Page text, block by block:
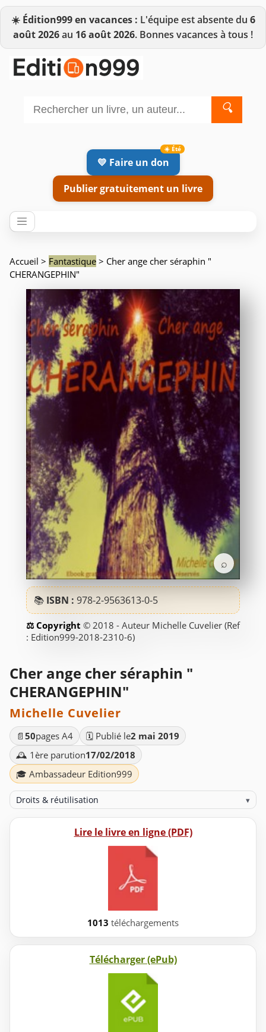
☀️ Édition999 en vacances : L'équipe est absente du 6
août 2026au 16 août 2026. Bonnes vacances à tous !
🔍
💛 Faire un don
Publier gratuitement un livre
Accueil > Fantastique > Cher ange cher séraphin "
CHERANGEPHIN"
⌕
📚 ISBN : 978-2-9563613-0-5
© 2018 - Auteur Michelle Cuvelier (Ref
: Edition999-2018-2310-6)
Cher ange cher séraphin "
CHERANGEPHIN"
Michelle Cuvelier
📄 50pages A4 🗓️ Publié le2 mai 2019
🕰️ 1ère parution17/02/2018
🎓 Ambassadeur Edition999
Droits & réutilisation ▾
Lire le livre en ligne (PDF)
1013 téléchargements
Télécharger (ePub)